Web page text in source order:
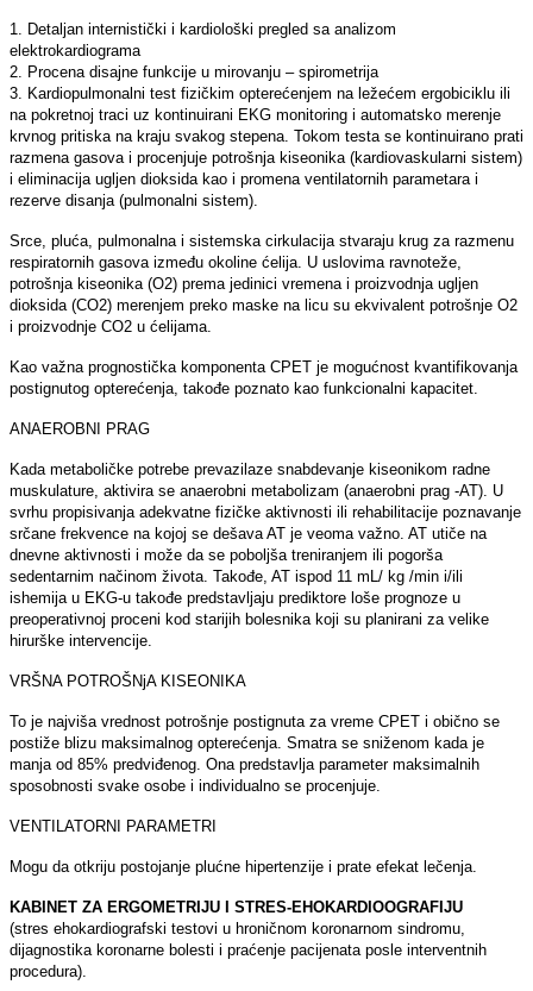
1. Detalјan internistički i kardiološki pregled sa analizom
elektrokardiograma
2. Procena disajne funkcije u mirovanju – spirometrija
3. Kardiopulmonalni test fizičkim opterećenjem na ležećem ergobiciklu ili
na pokretnoj traci uz kontinuirani EKG monitoring i automatsko merenje
krvnog pritiska na kraju svakog stepena. Tokom testa se kontinuirano prati
razmena gasova i procenjuje potrošnja kiseonika (kardiovaskularni sistem)
i eliminacija uglјen dioksida kao i promena ventilatornih parametara i
rezerve disanja (pulmonalni sistem).
Srce, pluća, pulmonalna i sistemska cirkulacija stvaraju krug za razmenu
respiratornih gasova između okoline ćelija. U uslovima ravnoteže,
potrošnja kiseonika (O2) prema jedinici vremena i proizvodnja uglјen
dioksida (CO2) merenjem preko maske na licu su ekvivalent potrošnje O2
i proizvodnje CO2 u ćelijama.
Kao važna prognostička komponenta CPET je mogućnost kvantifikovanja
postignutog opterećenja, takođe poznato kao funkcionalni kapacitet.
ANAEROBNI PRAG
Kada metaboličke potrebe prevazilaze snabdevanje kiseonikom radne
muskulature, aktivira se anaerobni metabolizam (anaerobni prag -AT). U
svrhu propisivanja adekvatne fizičke aktivnosti ili rehabilitacije poznavanje
srčane frekvence na kojoj se dešava AT je veoma važno. AT utiče na
dnevne aktivnosti i može da se pobolјša treniranjem ili pogorša
sedentarnim načinom života. Takođe, AT ispod 11 mL/ kg /min i/ili
ishemija u EKG-u takođe predstavlјaju prediktore loše prognoze u
preoperativnoj proceni kod starijih bolesnika koji su planirani za velike
hirurške intervencije.
VRŠNA POTROŠNјA KISEONIKA
To je najviša vrednost potrošnje postignuta za vreme CPET i obično se
postiže blizu maksimalnog opterećenja. Smatra se sniženom kada je
manja od 85% predviđenog. Ona predstavlјa parameter maksimalnih
sposobnosti svake osobe i individualno se procenjuje.
VENTILATORNI PARAMETRI
Mogu da otkriju postojanje plućne hipertenzije i prate efekat lečenja.
KABINET ZA ERGOMETRIJU I STRES-EHOKARDIOOGRAFIJU
(stres ehokardiografski testovi u hroničnom koronarnom sindromu,
dijagnostika koronarne bolesti i praćenje pacijenata posle interventnih
procedura).